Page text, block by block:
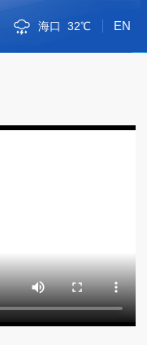
EN
河内 38℃
三沙 32℃
三亚 30℃
琼海 34℃
海口 32℃
斯里巴加湾 34℃
金边 34℃
雅加达 33℃
万象 31℃
吉隆坡 34℃
马尼拉 30℃
新加坡市 33℃
曼谷 34℃
内比都 31℃
河内 38℃
三沙 32℃